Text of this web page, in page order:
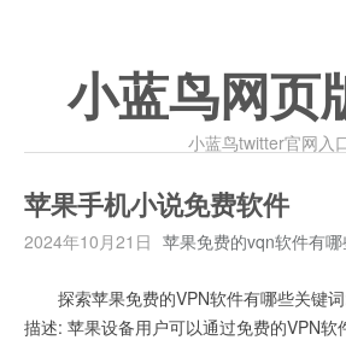
小蓝鸟网页
小蓝鸟twitter官网入
苹果手机小说免费软件
2024年10月21日 苹果免费的vqn软件有
探索苹果免费的VPN软件有哪些关键词
描述: 苹果设备用户可以通过免费的VPN软